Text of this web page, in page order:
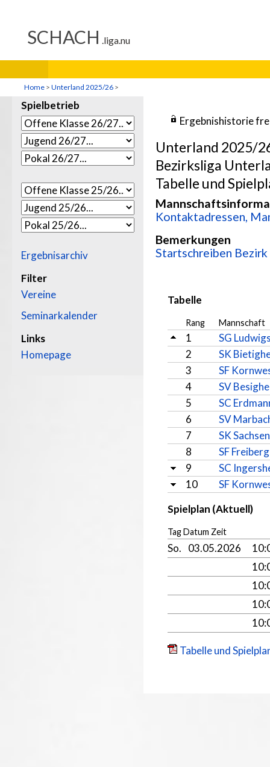
Home > Unterland 2025/26 >
Spielbetrieb
Ergebnisarchiv
Filter
Vereine
Seminarkalender
Links
Homepage
Ergebnishistorie
Unterland 2025/
Bezirksliga
Tabelle und
Kontaktadressen,
Bemerkungen
Startschreiben
Tabelle
Rang Mannschaft
1
SG
2
SK
3
SF
4
SV
5
SC
6
SV
7
SK
8
SF
9
SC
10
SF
Spielplan (Aktuell)
Tag Datum Zeit
So. 03.05.2026
Tabelle und